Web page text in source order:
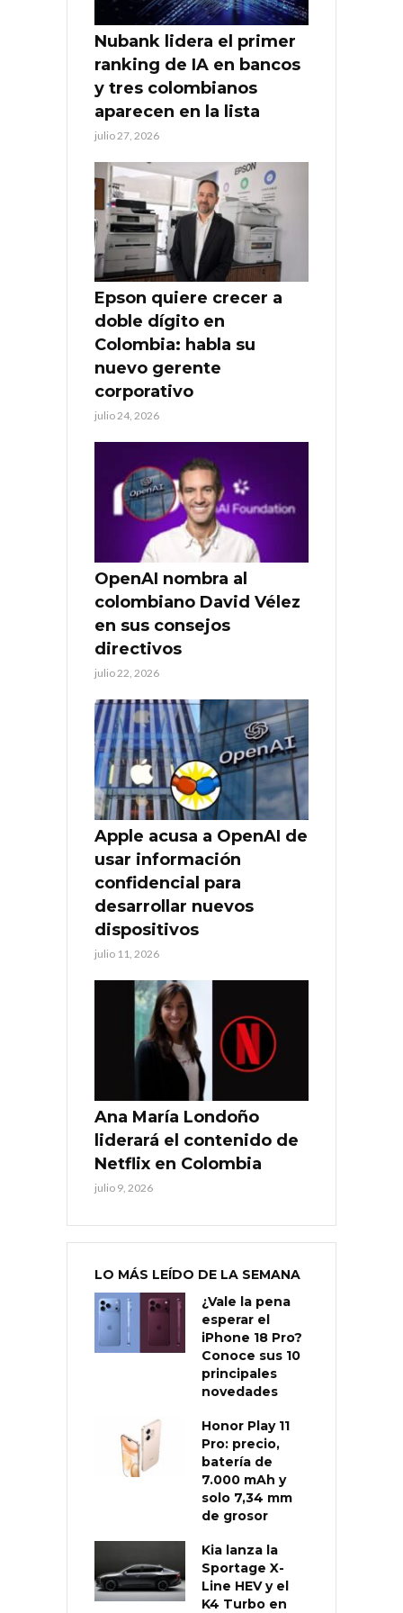
Nubank lidera el primer
ranking de IA en bancos
y tres colombianos
aparecen en la lista
julio 27, 2026
Epson quiere crecer a
doble dígito en
Colombia: habla su
nuevo gerente
corporativo
julio 24, 2026
OpenAI nombra al
colombiano David Vélez
en sus consejos
directivos
julio 22, 2026
Apple acusa a OpenAI de
usar información
confidencial para
desarrollar nuevos
dispositivos
julio 11, 2026
Ana María Londoño
liderará el contenido de
Netflix en Colombia
julio 9, 2026
LO MÁS LEÍDO DE LA SEMANA
¿Vale la pena
esperar el
iPhone 18 Pro?
Conoce sus 10
principales
novedades
Honor Play 11
Pro: precio,
batería de
7.000 mAh y
solo 7,34 mm
de grosor
Kia lanza la
Sportage X-
Line HEV y el
K4 Turbo en